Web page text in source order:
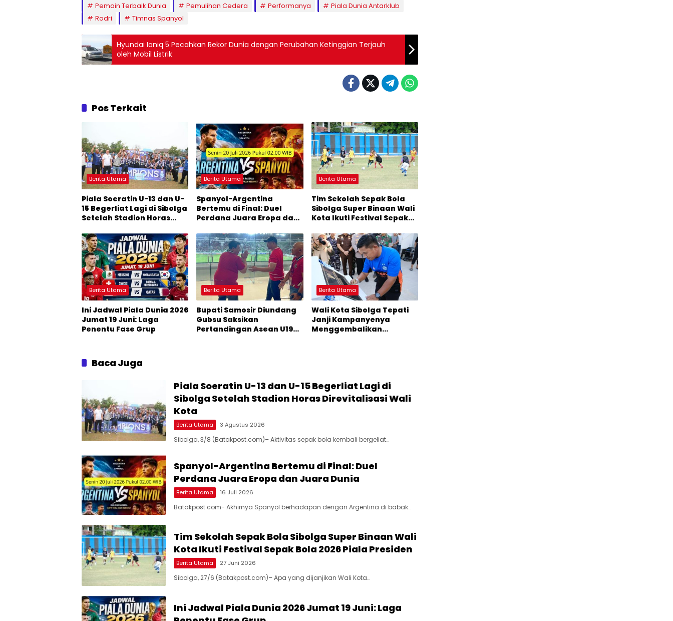
Pemain Terbaik Dunia
Pemulihan Cedera Performanya
Piala Dunia Antarklub
Rodri
Timnas Spanyol
Hyundai Ioniq 5 Pecahkan Rekor Dunia dengan Perubahan Ketinggian Terjauh
oleh Mobil Listrik
Pos Terkait
Berita Utama
Piala Soeratin U-13 dan U-
15 Begerliat Lagi di Sibolga
Setelah Stadion Horas
Berita Utama
Spanyol-Argentina
Bertemu di Final: Duel
Perdana Juara Eropa dan
Berita Utama
Tim Sekolah Sepak Bola
Sibolga Super Binaan Wali
Kota Ikuti Festival Sepak
Berita Utama
Ini Jadwal Piala Dunia 2026
Jumat 19 Juni: Laga
Penentu Fase Grup
Berita Utama
Bupati Samosir Diundang
Gubsu Saksikan
Pertandingan Asean U19
Berita Utama
Wali Kota Sibolga Tepati
Janji Kampanyenya
Menggembalikan
Baca Juga
Piala Soeratin U-13 dan U-15 Begerliat Lagi di
Sibolga Setelah Stadion Horas Direvitalisasi Wali
Kota
Berita Utama 3 Agustus 2026
Sibolga, 3/8 (Batakpost.com)– Aktivitas sepak bola kembali bergeliat…
Spanyol-Argentina Bertemu di Final: Duel
Perdana Juara Eropa dan Juara Dunia
Berita Utama 16 Juli 2026
Batakpost.com- Akhirnya Spanyol berhadapan dengan Argentina di babak…
Tim Sekolah Sepak Bola Sibolga Super Binaan Wali
Kota Ikuti Festival Sepak Bola 2026 Piala Presiden
Berita Utama 27 Juni 2026
Sibolga, 27/6 (Batakpost.com)– Apa yang dijanjikan Wali Kota…
Ini Jadwal Piala Dunia 2026 Jumat 19 Juni: Laga